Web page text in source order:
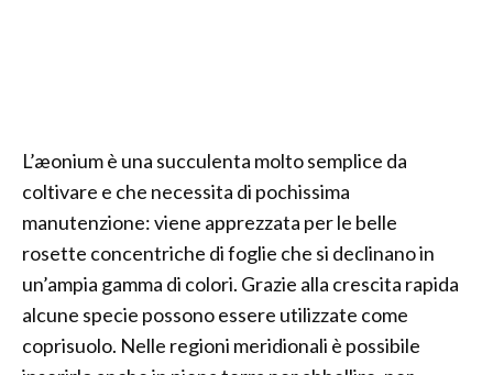
L’æonium è una succulenta molto semplice da
coltivare e che necessita di pochissima
manutenzione: viene apprezzata per le belle
rosette concentriche di foglie che si declinano in
un’ampia gamma di colori. Grazie alla crescita rapida
alcune specie possono essere utilizzate come
coprisuolo. Nelle regioni meridionali è possibile